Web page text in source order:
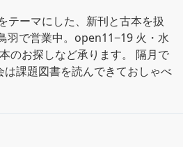
テーマにした、新刊と古本を扱
羽で営業中。open11−19 火・水
のお探しなど承ります。 隔月で
課題図書を読んできておしゃべ